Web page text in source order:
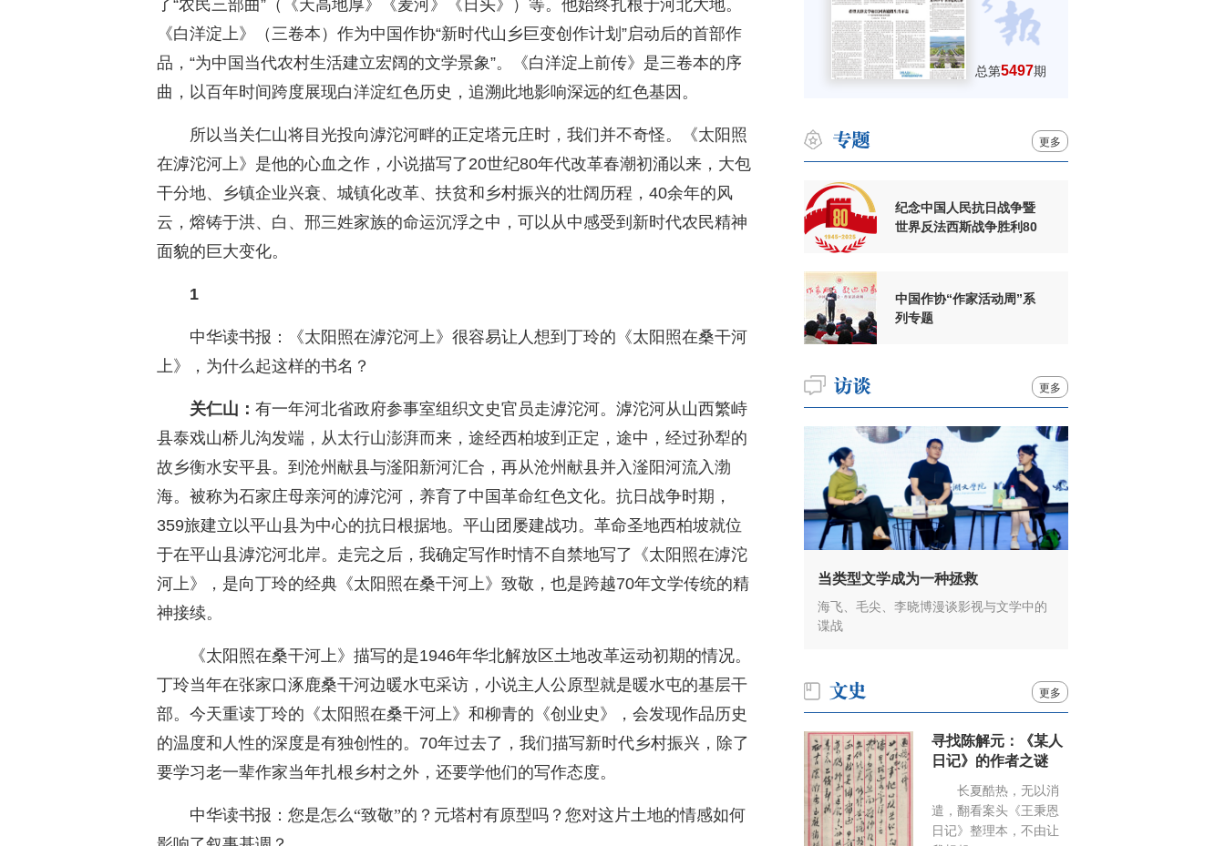
了“农民三部曲”（《天高地厚》《麦河》《日头》）等。他始终扎根于河北大地。
《白洋淀上》（三卷本）作为中国作协“新时代山乡巨变创作计划”启动后的首部作
品，“为中国当代农村生活建立宏阔的文学景象”。《白洋淀上前传》是三卷本的序
曲，以百年时间跨度展现白洋淀红色历史，追溯此地影响深远的红色基因。
所以当关仁山将目光投向滹沱河畔的正定塔元庄时，我们并不奇怪。《太阳照
在滹沱河上》是他的心血之作，小说描写了20世纪80年代改革春潮初涌以来，大包
干分地、乡镇企业兴衰、城镇化改革、扶贫和乡村振兴的壮阔历程，40余年的风
云，熔铸于洪、白、邢三姓家族的命运沉浮之中，可以从中感受到新时代农民精神
面貌的巨大变化。
1
中华读书报：《太阳照在滹沱河上》很容易让人想到丁玲的《太阳照在桑干河
上》，为什么起这样的书名？
关仁山： 有一年河北省政府参事室组织文史官员走滹沱河。滹沱河从山西繁峙
县泰戏山桥儿沟发端，从太行山澎湃而来，途经西柏坡到正定，途中，经过孙犁的
故乡衡水安平县。到沧州献县与滏阳新河汇合，再从沧州献县并入滏阳河流入渤
海。被称为石家庄母亲河的滹沱河，养育了中国革命红色文化。抗日战争时期，
359旅建立以平山县为中心的抗日根据地。平山团屡建战功。革命圣地西柏坡就位
于在平山县滹沱河北岸。走完之后，我确定写作时情不自禁地写了《太阳照在滹沱
河上》，是向丁玲的经典《太阳照在桑干河上》致敬，也是跨越70年文学传统的精
神接续。
《太阳照在桑干河上》描写的是1946年华北解放区土地改革运动初期的情况。
丁玲当年在张家口涿鹿桑干河边暖水屯采访，小说主人公原型就是暖水屯的基层干
部。今天重读丁玲的《太阳照在桑干河上》和柳青的《创业史》，会发现作品历史
的温度和人性的深度是有独创性的。70年过去了，我们描写新时代乡村振兴，除了
要学习老一辈作家当年扎根乡村之外，还要学他们的写作态度。
中华读书报：您是怎么“致敬”的？元塔村有原型吗？您对这片土地的情感如何
总第5497期
更多
纪念中国人民抗日战争暨
世界反法西斯战争胜利80
中国作协“作家活动周”系
列专题
更多
当类型文学成为一种拯救
海飞、毛尖、李晓博漫谈影视与文学中的
谍战
更多
寻找陈解元：《某人
日记》的作者之谜
长夏酷热，无以消
遣，翻看案头《王秉恩
日记》整理本，不由让